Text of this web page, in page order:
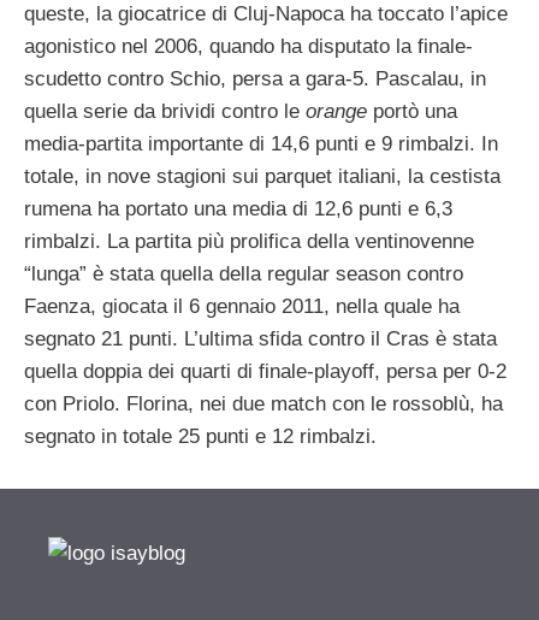
queste, la giocatrice di Cluj-Napoca ha toccato l’apice
agonistico nel 2006, quando ha disputato la finale-
scudetto contro Schio, persa a gara-5. Pascalau, in
quella serie da brividi contro le orange portò una
media-partita importante di 14,6 punti e 9 rimbalzi. In
totale, in nove stagioni sui parquet italiani, la cestista
rumena ha portato una media di 12,6 punti e 6,3
rimbalzi. La partita più prolifica della ventinovenne
“lunga” è stata quella della regular season contro
Faenza, giocata il 6 gennaio 2011, nella quale ha
segnato 21 punti. L’ultima sfida contro il Cras è stata
quella doppia dei quarti di finale-playoff, persa per 0-2
con Priolo. Florina, nei due match con le rossoblù, ha
segnato in totale 25 punti e 12 rimbalzi.